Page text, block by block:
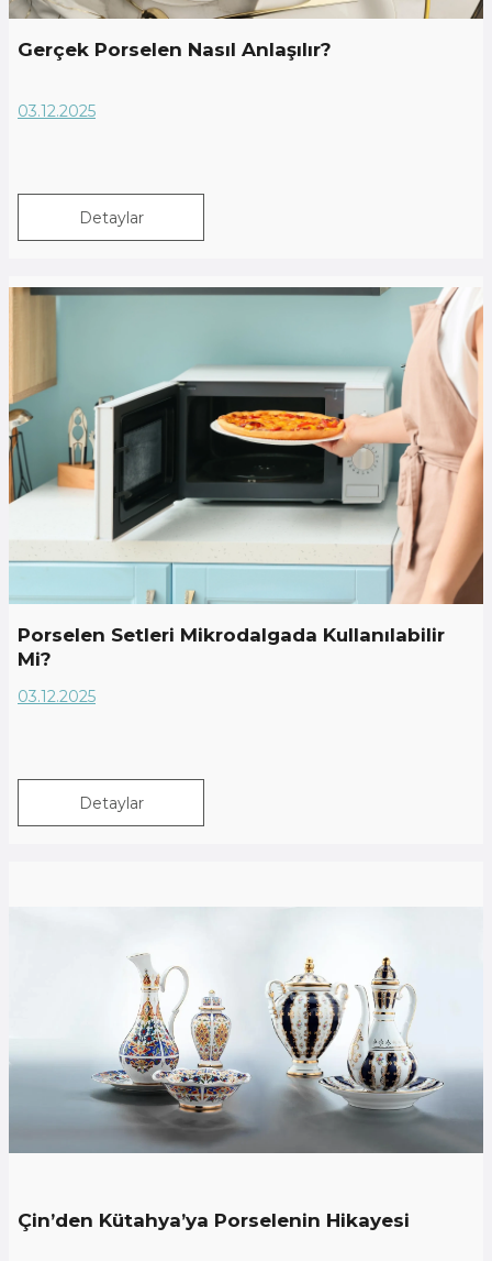
Gerçek Porselen Nasıl Anlaşılır?
03.12.2025
Detaylar
Porselen Setleri Mikrodalgada Kullanılabilir
Mi?
03.12.2025
Detaylar
Çin’den Kütahya’ya Porselenin Hikayesi